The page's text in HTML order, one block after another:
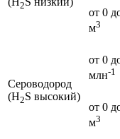
2
от 0
м3
Сероводород
(H2S высокий)
от 0
млн-1
от 0
м3